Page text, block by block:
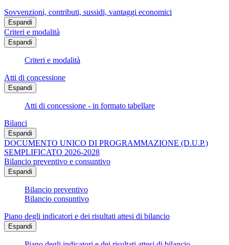
Sovvenzioni, contributi, sussidi, vantaggi economici
Espandi
Criteri e modalità
Espandi
Criteri e modalità
Atti di concessione
Espandi
Atti di concessione - in formato tabellare
Bilanci
Espandi
DOCUMENTO UNICO DI PROGRAMMAZIONE (D.U.P.)
SEMPLIFICATO 2026-2028
Bilancio preventivo e consuntivo
Espandi
Bilancio preventivo
Bilancio consuntivo
Piano degli indicatori e dei risultati attesi di bilancio
Espandi